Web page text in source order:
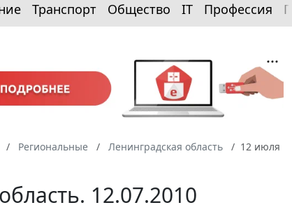
Транспорт Общество IT Профессия
Региональные Ленинградская область
12 июля
12.07.2010